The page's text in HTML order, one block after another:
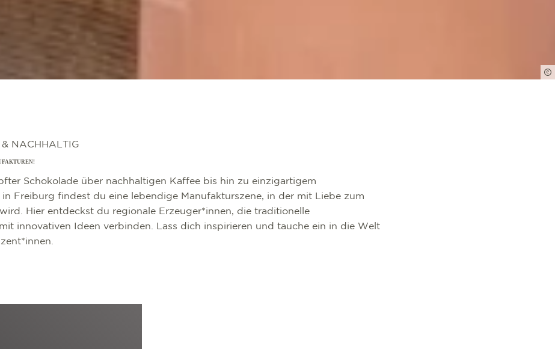
NACHHALTIG
Schokolade über nachhaltigen Kaffee bis hin zu einzigartigem
in Freiburg findest du eine lebendige Manufakturszene, in der mit Liebe zum
Hier entdeckst du regionale Erzeuger*innen, die traditionelle
innovativen Ideen verbinden. Lass dich inspirieren und tauche ein in die Welt